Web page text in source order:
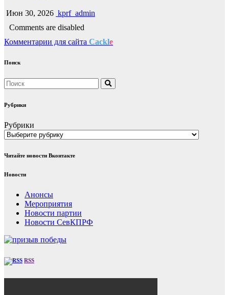
Июн 30, 2026 kprf_admin
Comments are disabled
Комментарии для сайта Cackle
Поиск
Рубрики
Рубрики
Читайте новости Вконтакте
Новости
Анонсы
Мероприятия
Новости партии
Новости СевКПРФ
RSS